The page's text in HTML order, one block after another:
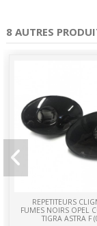
8 AUTRES
REPETITEURS
FUMES NOIRS OPEL
TIGRA ASTRA F